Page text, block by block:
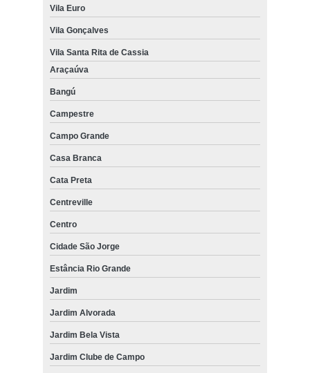
Vila Euro
Vila Gonçalves
Vila Santa Rita de Cassia
Araçaúva
Bangú
Campestre
Campo Grande
Casa Branca
Cata Preta
Centreville
Centro
Cidade São Jorge
Estância Rio Grande
Jardim
Jardim Alvorada
Jardim Bela Vista
Jardim Clube de Campo